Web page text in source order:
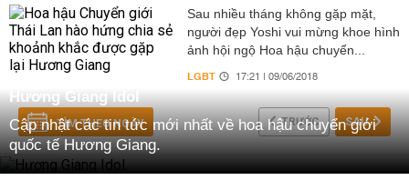
Sau nhiều tháng không gặp mặt,
người đẹp Yoshi vui mừng khoe hình
ảnh hội ngộ Hoa hậu chuyển...
LGBT 17:21 | 09/06/2018
TÌM THEO NGÀY TRƯỚC SAU
Hương Giang Idol
Cập nhật các tin tức mới nhất về hoa hậu chuyển giới
quốc tế Hương Giang.